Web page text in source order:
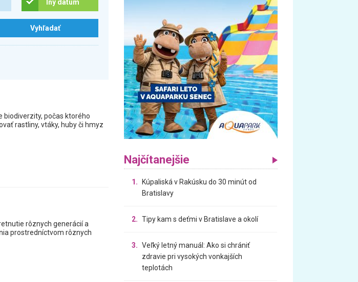
Iný dátum
biodiverzity, počas ktorého
rastliny, vtáky, huby či hmyz
rôznych generácií a
prostredníctvom rôznych
Najčítanejšie
1.
Kúpaliská v Rakúsku do 30 minút od
Bratislavy
2. Tipy kam s deťmi v Bratislave a okolí
3. Veľký letný manuál: Ako si chrániť
zdravie pri vysokých vonkajších
teplotách